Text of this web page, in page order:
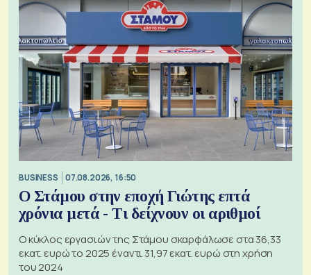
BUSINESS 07.08.2026, 16:50
Ο Στάμου στην εποχή Γιώτης επτά
χρόνια μετά - Τι δείχνουν οι αριθμοί
Ο κύκλος εργασιών της Στάμου σκαρφάλωσε στα 36,33
εκατ. ευρώ το 2025 έναντι 31,97 εκατ. ευρώ στη χρήση
του 2024